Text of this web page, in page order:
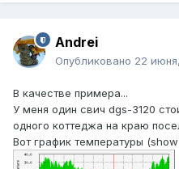
Andrei
Опубликовано 22
В качестве примера...
У меня один свич dgs-3120
одного коттеджа на краю
Вот график температуры